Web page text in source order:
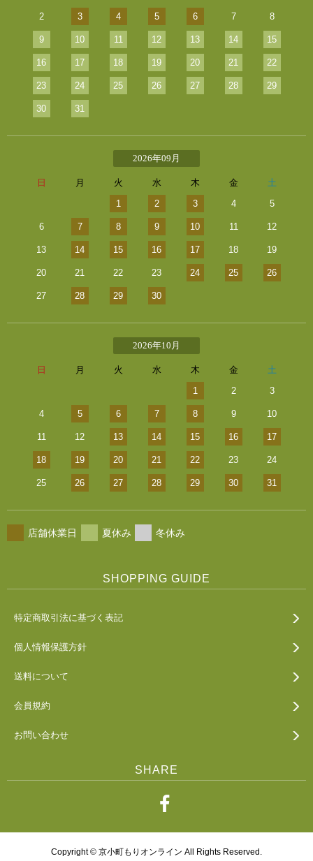
2 3 4 5 6 7 8
9 10 11 12 13 14 15
16 17 18 19 20 21 22
23 24 25 26 27 28 29
30 31
2026年09月
日 月 火 水 木 金
土
1
2 3 4 5
6 7 8 9 10 11 12
13 14 15 16 17 18 19
20 21 22 23 24 25 26
27 28 29 30
2026年10月
日 月 火 水 木 金
土
1
2 3
4 5 6 7 8 9 10
11 12 13 14 15 16 17
18 19 20 21 22 23 24
25 26 27 28 29 30 31
店舗休業日 夏休み 冬休み
SHOPPING GUIDE
特定商取引法に基づく表記
個人情報保護方針
送料について
会員規約
お問い合わせ
SHARE
Copyright © 京小町もりオンライン All Rights Reserved.